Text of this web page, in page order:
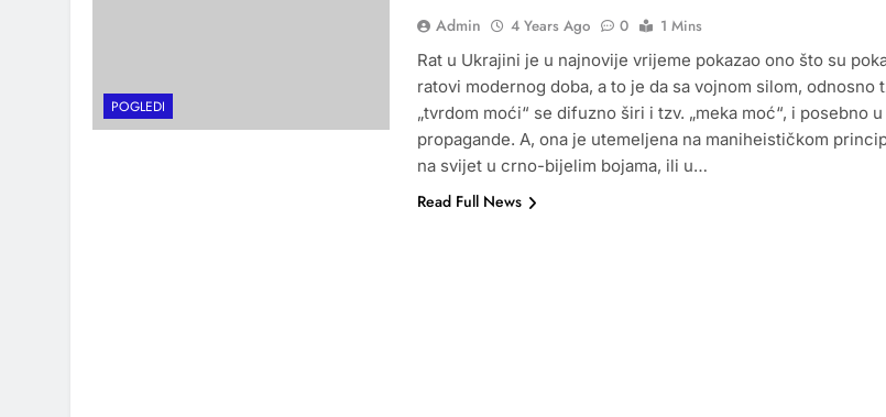
POGLEDI
Admin 4 Years Ago 0
1 Mins
Rat u Ukrajini je u najnovije vrijeme pokazao ono što su
ratovi modernog doba, a to je da sa vojnom silom, odnosno
„tvrdom moći“ se difuzno širi i tzv. „meka moć“, i posebno
propagande. A, ona je utemeljena na maniheističkom
na svijet u crno-bijelim bojama, ili u…
Read Full News